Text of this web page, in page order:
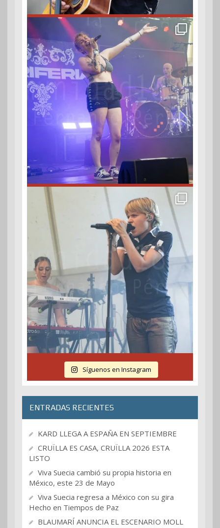
Síguenos en Instagram
ENTRADAS RECIENTES
KARD LLEGA A ESPAÑA EN SEPTIEMBRE
CRUÏLLA ES CASA, CRUÏLLA 2026 ESTA
LISTO
Viva Suecia cambió su propia historia en
México, este 23 de Mayo
Viva Suecia regresa a México con su gira
Hecho en Tiempos de Paz
BLAUMARÍ ANUNCIA EL ESCENARIO MOLL